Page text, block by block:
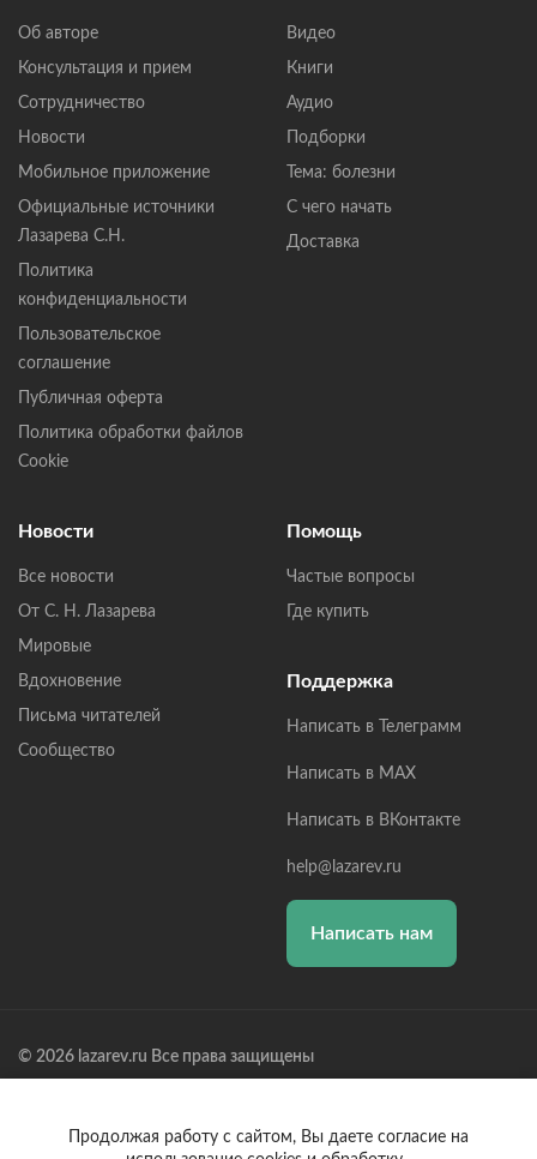
Об авторе
Консультация и прием
Сотрудничество
Новости
Мобильное приложение
Официальные источники
Лазарева С.Н.
Политика
конфиденциальности
Пользовательское
соглашение
Публичная оферта
Политика обработки файлов
Cookie
Видео
Книги
Аудио
Подборки
Тема: болезни
С чего начать
Доставка
Новости
Все новости
От С. Н. Лазарева
Мировые
Вдохновение
Письма читателей
Сообщество
Помощь
Частые вопросы
Где купить
Поддержка
Написать в Телеграмм
Написать в MAX
Написать в ВКонтакте
help@lazarev.ru
Написать нам
© 2026 lazarev.ru Все права защищены
Банк: ОАО "АЛЬФА-БАНК" БИК: 044525593, К/С:
30101810200000000593
Продолжая работу с сайтом, Вы даете согласие на